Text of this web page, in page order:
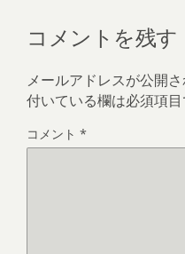
コメントを残す
メールアドレスが公開
付いている欄は必須項
コメント *